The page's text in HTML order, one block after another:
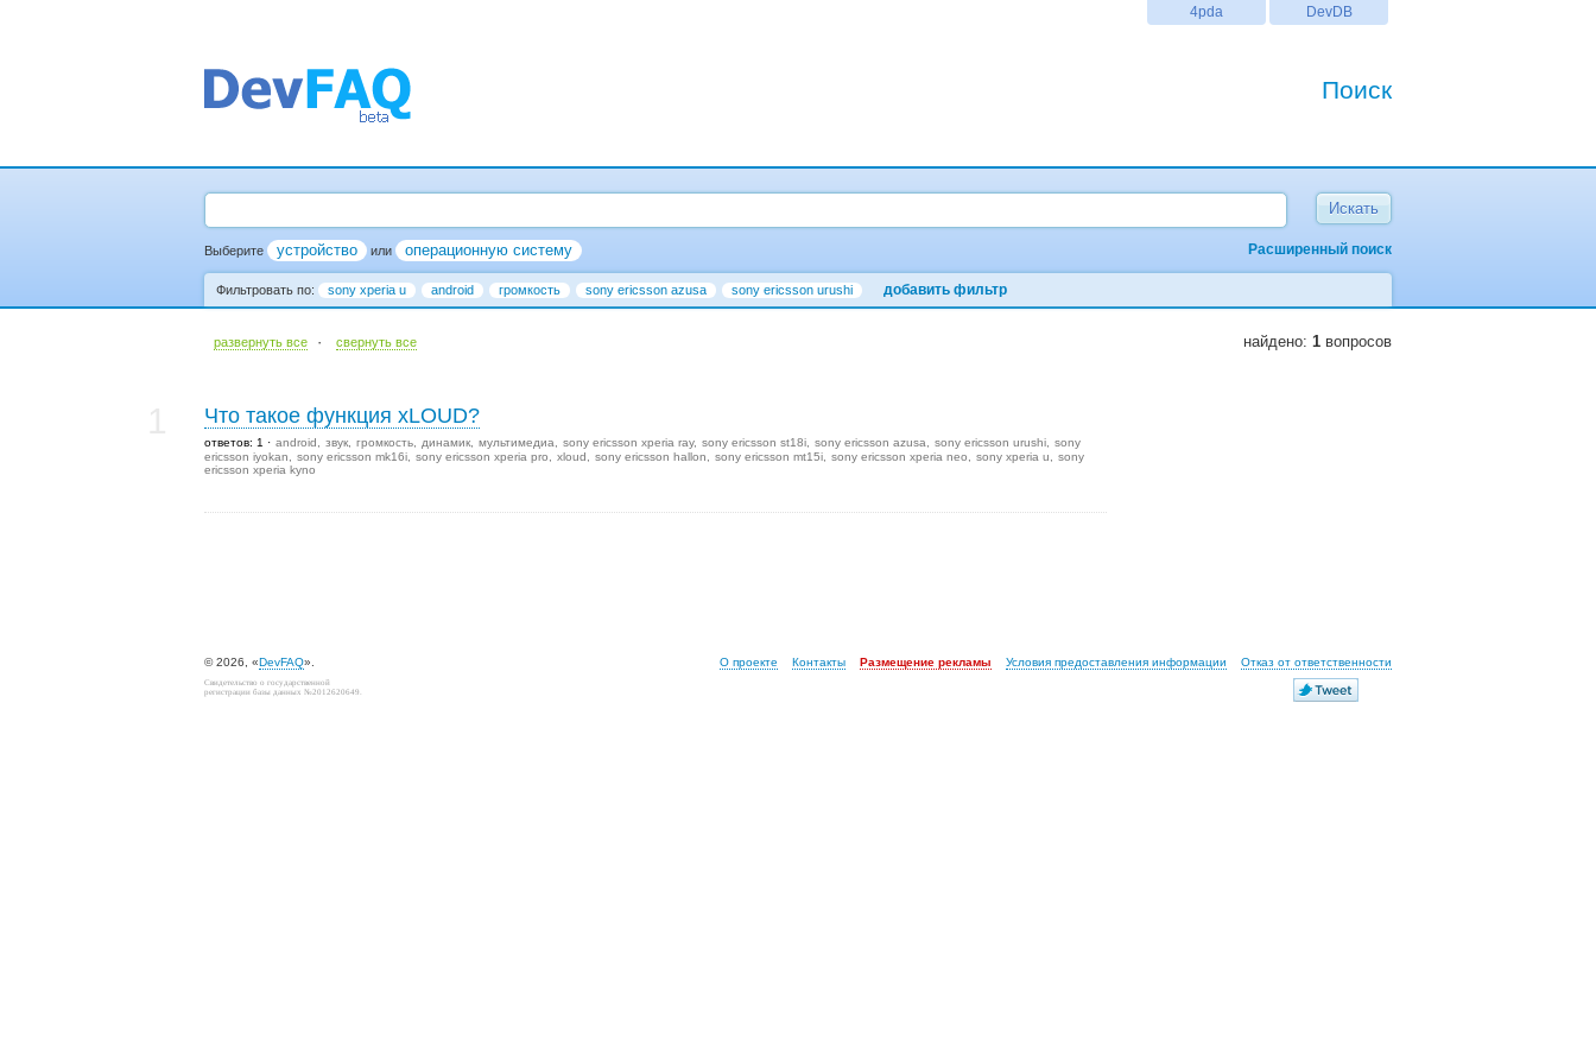
DevDB
4pda
Поиск
Выберите устройство Расширенный поиск
или операционную систему
Фильтровать по: sony xperia u android громкость sony ericsson azusa sony ericsson urushi добавить фильтр
развернуть все · cвернуть все найдено: 1 вопросов
Что такое функция xLOUD?
ответов: 1 android звук громкость динамик мультимедиа sony ericsson xperia ray sony ericsson st18i sony ericsson azusa sony ericsson urushi
sony
ericsson iyokan
sony ericsson mk16i sony ericsson xperia pro xloud sony ericsson hallon sony ericsson mt15i sony ericsson xperia neo sony xperia u
sony
ericsson xperia kyno
© 2026, «DevFAQ». О проекте Контакты Размещение рекламы Условия предоставления информации Отказ от ответственности
Свидетельство о государственной
регистрации базы данных №2012620649.